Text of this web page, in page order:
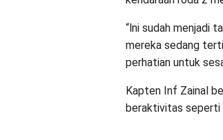
“lni sudah menjadi
mereka sedang
perhatian untuk
Kapten Inf Zainal
beraktivitas seperti